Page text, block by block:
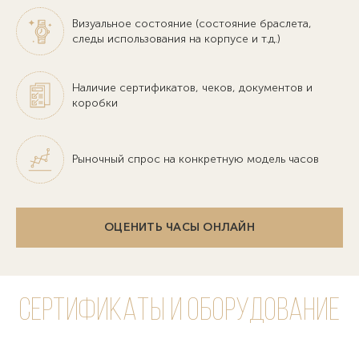
Визуальное состояние (состояние браслета,
следы использования на корпусе и т.д.)
Наличие сертификатов, чеков, документов и
коробки
Рыночный спрос на конкретную модель часов
ОЦЕНИТЬ ЧАСЫ ОНЛАЙН
Сертификаты и оборудование